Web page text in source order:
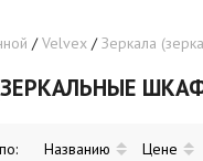
/Velvex /Зеркала
Названию Цене